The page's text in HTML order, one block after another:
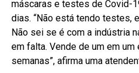
máscaras e testes de Covid-
dias. “Não está tendo testes,
Não sei se é com a indústria
em falta. Vende de um em um
semanas”, afirma uma